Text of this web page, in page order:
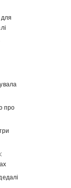
про